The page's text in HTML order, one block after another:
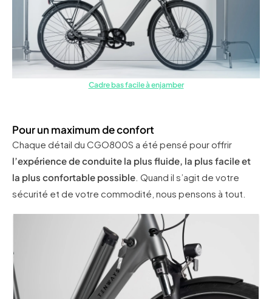
Cadre bas facile à enjamber
Pour un maximum de confort
Chaque détail du CGO800S a été pensé pour offrir
l’expérience de conduite la plus fluide, la plus facile et
la plus confortable possible . Quand il s’agit de votre
sécurité et de votre commodité, nous pensons à tout.